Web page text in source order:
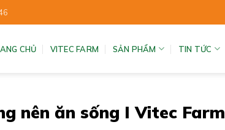
CHỦ VITEC FARM SẢN PHẨM TIN TỨC
nên ăn sống I Vitec Farm